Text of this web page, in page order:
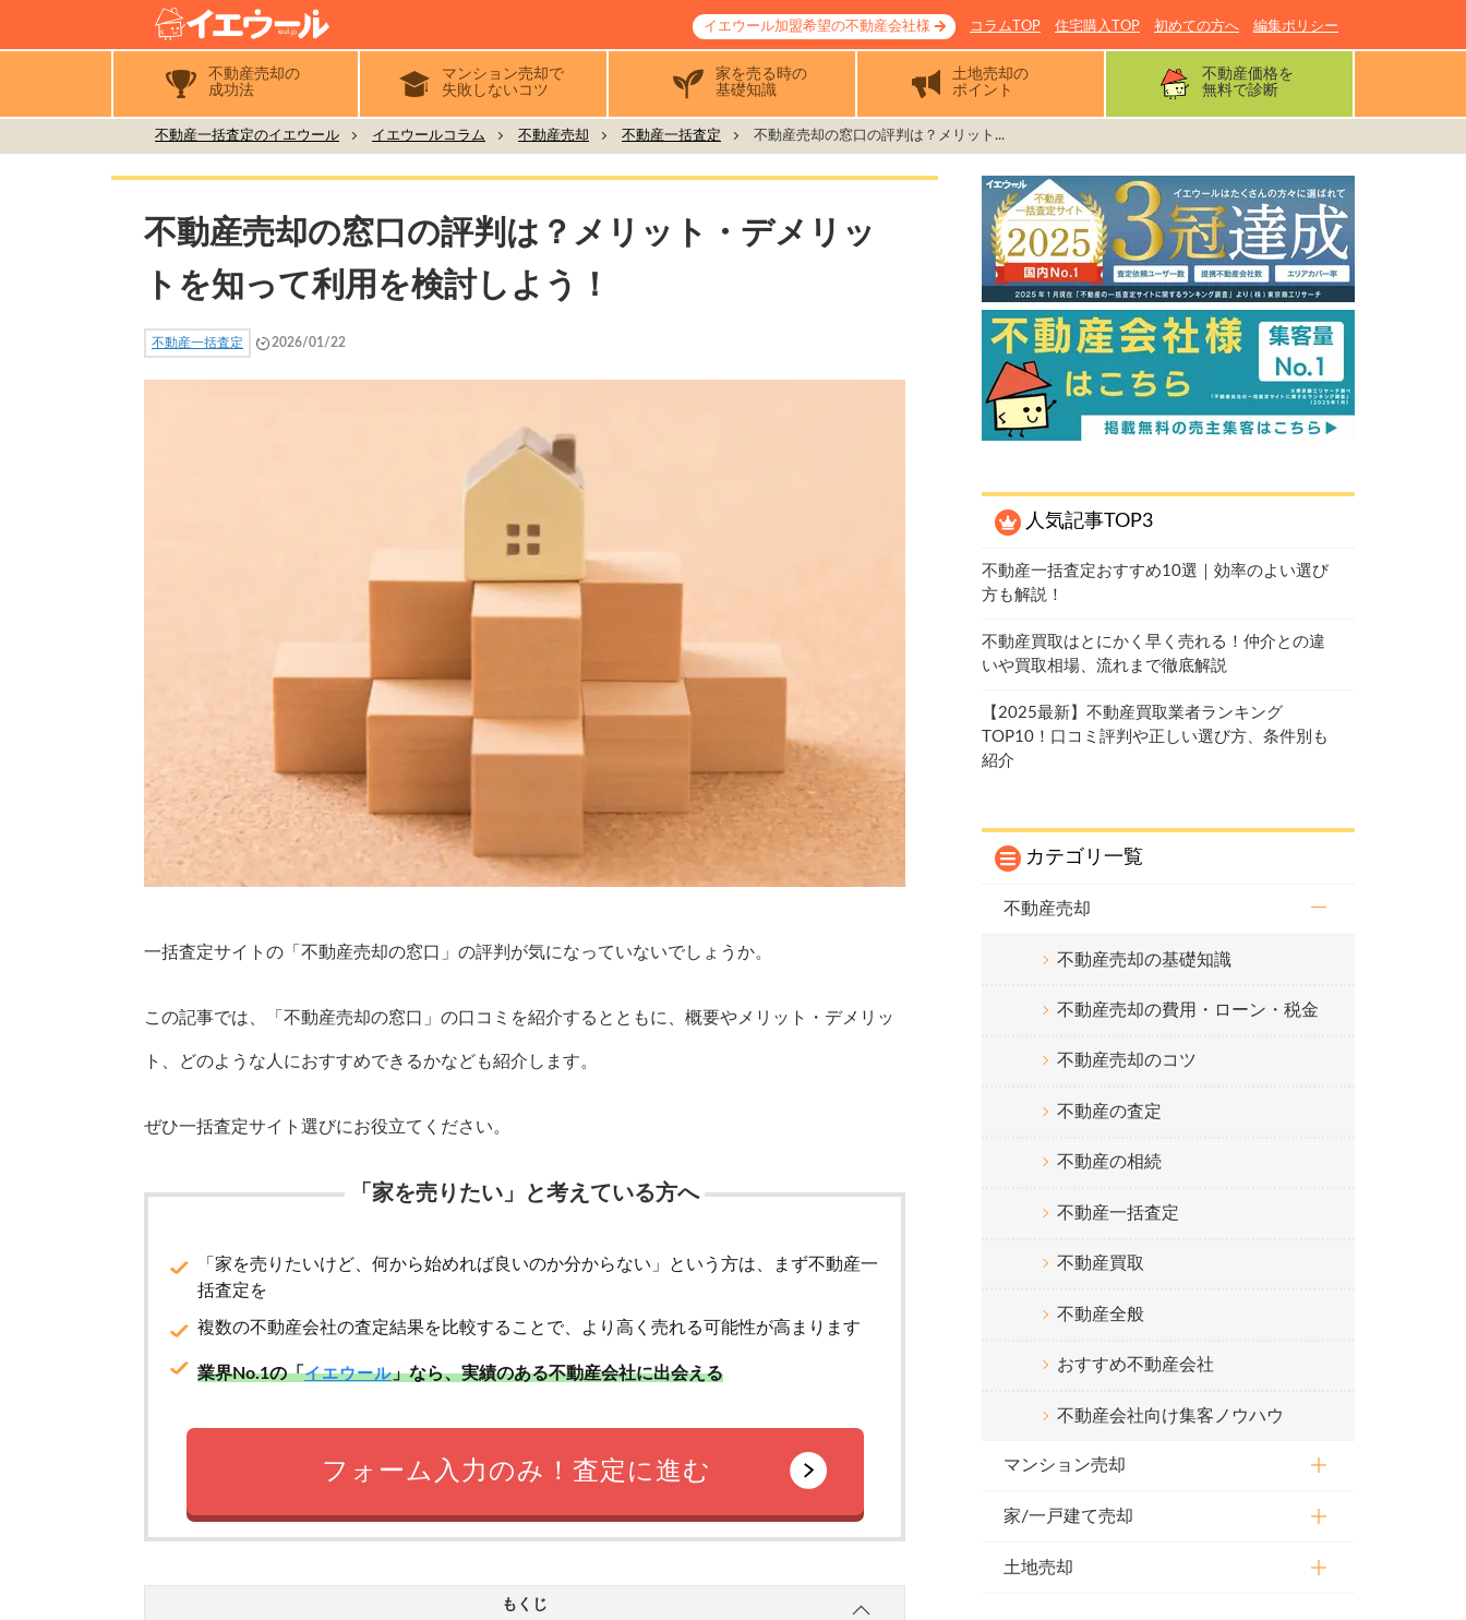
イエウール加盟希望の不動産会社様 コラムTOP 住宅購入TOP 初めての方へ 編集ポリシー
不動産売却の
成功法
マンション売却で
失敗しないコツ
家を売る時の
基礎知識
土地売却の
ポイント
不動産価格を
無料で診断
不動産一括査定のイエウール イエウールコラム 不動産売却 不動産一括査定 不動産売却の窓口の評判は？メリット...
不動産売却の窓口の評判は？メリット・デメリッ
トを知って利用を検討しよう！
不動産一括査定 2026/01/22
一括査定サイトの「不動産売却の窓口」の評判が気になっていないでしょうか。
この記事では、「不動産売却の窓口」の口コミを紹介するとともに、概要やメリット・デメリッ
ト、どのような人におすすめできるかなども紹介します。
ぜひ一括査定サイト選びにお役立てください。
「家を売りたい」と考えている方へ
「家を売りたいけど、何から始めれば良いのか分からない」という方は、まず不動産一
括査定を
複数の不動産会社の査定結果を比較することで、より高く売れる可能性が高まります
業界No.1の「イエウール」なら、実績のある不動産会社に出会える
フォーム入力のみ！査定に進む
もくじ
人気記事TOP3
不動産一括査定おすすめ10選｜効率のよい選び
方も解説！
不動産買取はとにかく早く売れる！仲介との違
いや買取相場、流れまで徹底解説
【2025最新】不動産買取業者ランキング
TOP10！口コミ評判や正しい選び方、条件別も
紹介
カテゴリ一覧
不動産売却
不動産売却の基礎知識
不動産売却の費用・ローン・税金
不動産売却のコツ
不動産の査定
不動産の相続
不動産一括査定
不動産買取
不動産全般
おすすめ不動産会社
不動産会社向け集客ノウハウ
マンション売却
家/一戸建て売却
土地売却